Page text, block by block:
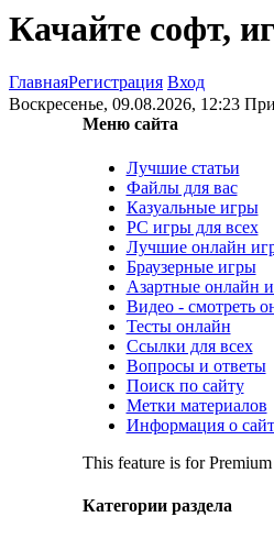
Качайте софт,
ГлавнаяРегистрация Вход
Воскресенье, 09.08.2026, 12:23
Меню сайта
Лучшие статьи
Файлы для вас
Казуальные игры
PC игры для всех
Лучшие онлайн
Браузерные игры
Азартные онлайн
Видео - смотреть
Тесты онлайн
Ссылки для всех
Вопросы и ответы
Поиск по сайту
Метки материалов
Информация о
This feature is for
Категории раздела